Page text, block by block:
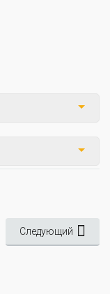
Следующий